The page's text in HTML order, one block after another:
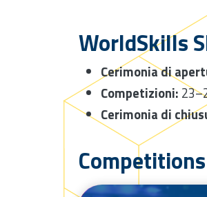
WorldSkills
Cerimonia di
Competizioni:
Cerimonia di
Competitions